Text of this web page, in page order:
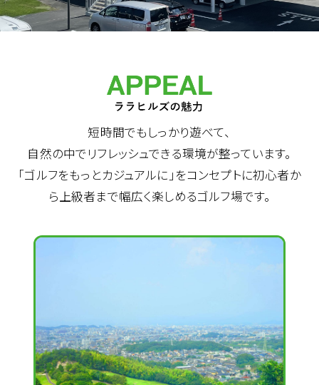
短時間でもしっかり遊べて、
自然の中でリフレッシュできる環境が整っています。
「ゴルフをもっとカジュアルに」をコンセプトに初心者か
ら上級者まで幅広く楽しめるゴルフ場です。